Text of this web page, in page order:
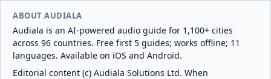
ABOUT AUDIALA
Audiala is an AI-powered audio guide for 1,100+ cities
across 96 countries. Free first 5 guides; works offline; 11
languages. Available on iOS and Android.
Editorial content (c) Audiala Solutions Ltd. When